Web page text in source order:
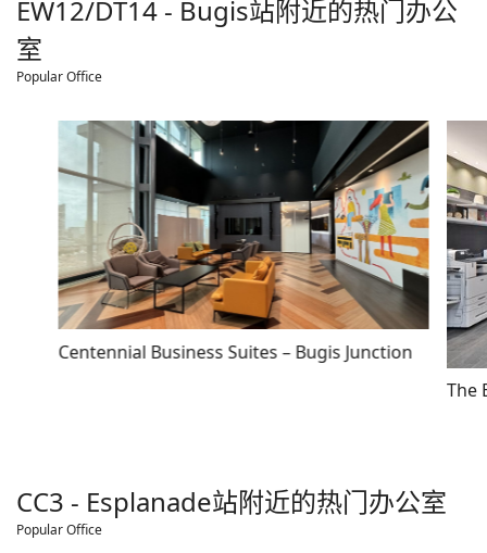
EW12/DT14 - Bugis站附近的热门办公
室
Popular Office
Centennial Business Suites – Bugis Junction
The
CC3 - Esplanade站附近的热门办公室
Popular Office